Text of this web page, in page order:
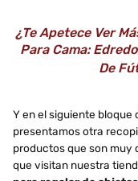
¿Te Apetece Ver
Para Cama:
De
Y en el siguiente
presentamos otra
productos que son muy
que visitan nuestra